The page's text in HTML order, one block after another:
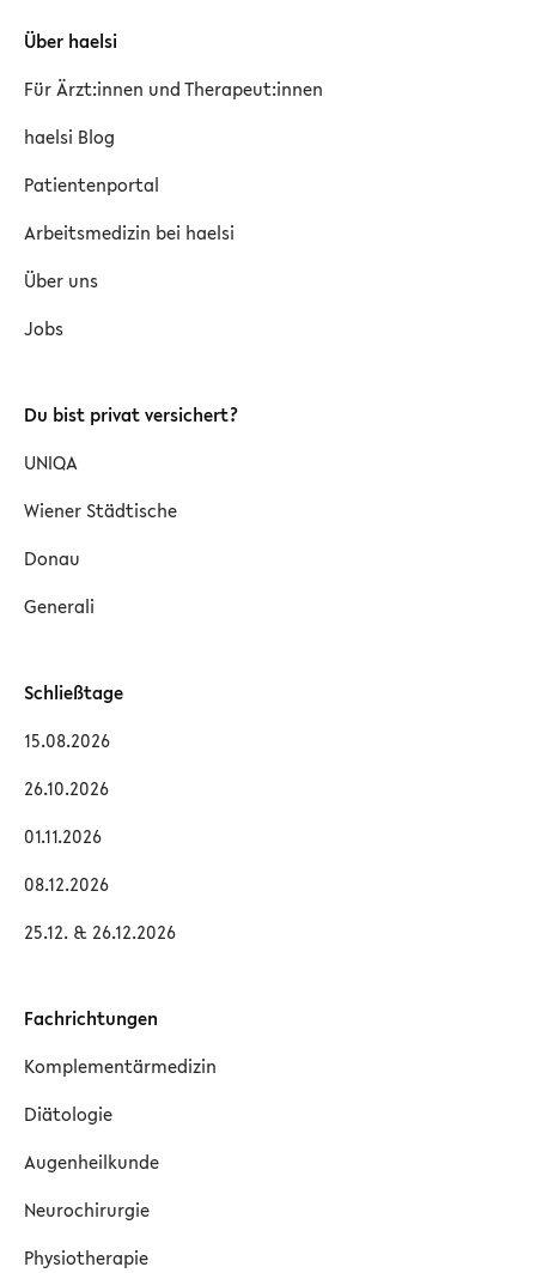
Über haelsi
Für Ärzt:innen und Therapeut:innen
haelsi Blog
Patientenportal
Arbeitsmedizin bei haelsi
Über uns
Jobs
Du bist privat versichert?
UNIQA
Wiener Städtische
Donau
Generali
Schließtage
15.08.2026
26.10.2026
01.11.2026
08.12.2026
25.12. & 26.12.2026
Fachrichtungen
Komplementärmedizin
Diätologie
Augenheilkunde
Neurochirurgie
Physiotherapie